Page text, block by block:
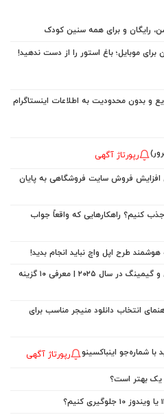
رایگان و برای همه سنین کودک
برای موبایل؛ باغ استور را از دست ندهید!
رپورتاژ آگهی
افزایش فروش سایت فروشگاهی به پایان
کنیم؟ راهکارهایی که واقعاً جواب
مناسب‌ترین کارت گرافیک برای بازی و گیمینگ در سال ۲۰۲۵ | معرفی ۱۰ گزینه
انتخاب دانلود منیجر مناسب برای
شماره‌جو اینباکسینو رپورتاژ آگهی